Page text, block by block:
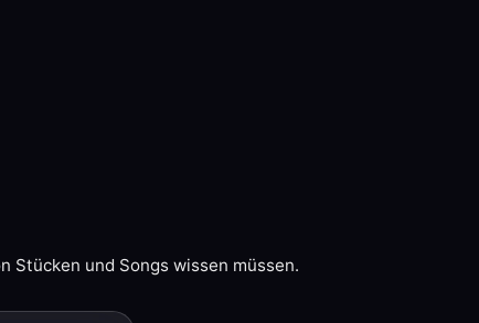
Stücken und Songs wissen müssen.